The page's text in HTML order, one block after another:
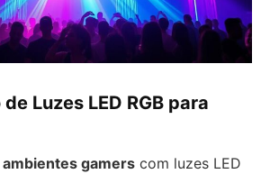
Luzes LED RGB para
gamers com luzes LED